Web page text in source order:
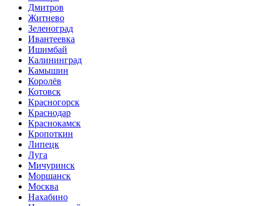
Дмитров
Житнево
Зеленоград
Ивантеевка
Ишимбай
Калининград
Камышин
Королёв
Котовск
Красногорск
Краснодар
Краснокамск
Кропоткин
Липецк
Луга
Мичуринск
Моршанск
Москва
Нахабино